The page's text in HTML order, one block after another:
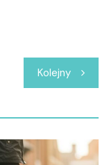
Kolejny